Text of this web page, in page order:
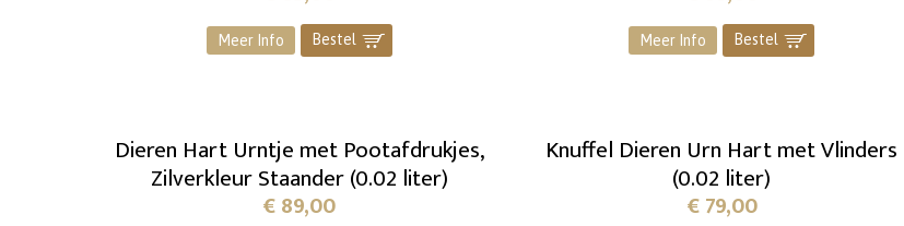
Meer Info Bestel ] Meer Info Bestel ]
Dieren Hart Urntje met Pootafdrukjes,
Zilverkleur Staander (0.02 liter)
€89,00
Knuffel Dieren Urn Hart met Vlinders
(0.02 liter)
€79,00